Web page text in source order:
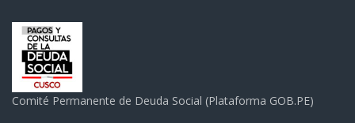
Comité Permanente de Deuda Social (Plataforma GOB.PE)